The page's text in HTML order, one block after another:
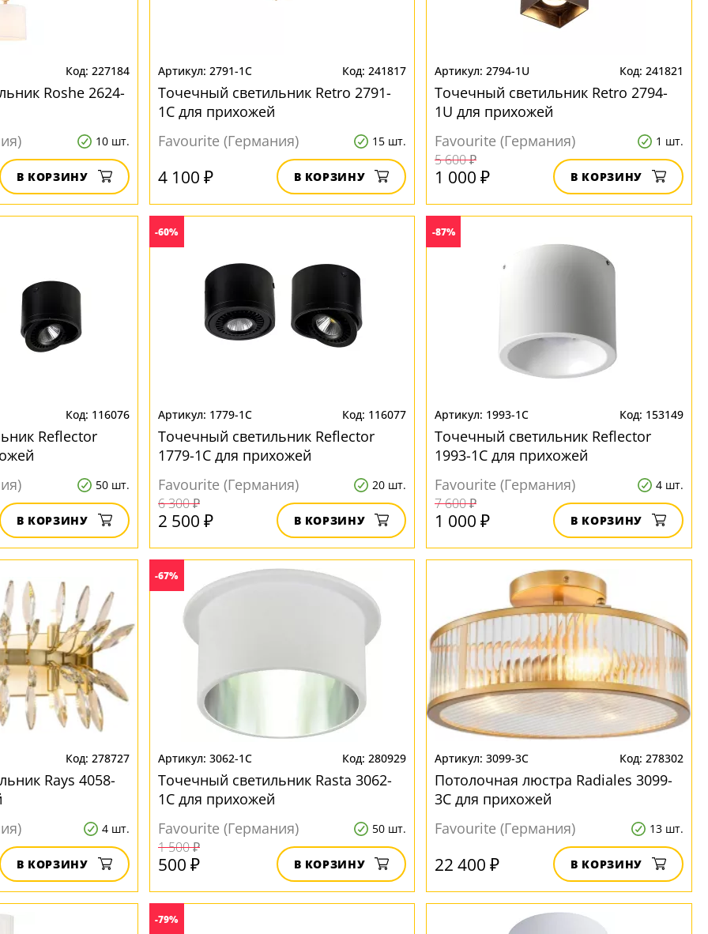
227184
Roshe 2624-
10 шт.
В КОРЗИНУ
2791-1C 241817
Точечный светильник Retro 2791-
1C для прихожей
Favourite (Германия)
15 шт.
4 100 ₽ В КОРЗИНУ
2794-1U 241821
Точечный светильник Retro 2794-
1U для прихожей
Favourite (Германия)
1 шт.
5 600 ₽
1 000 ₽ В КОРЗИНУ
116076
Reflector
50 шт.
В КОРЗИНУ
-60%
1779-1C 116077
Точечный светильник Reflector
1779-1C для прихожей
Favourite (Германия)
20 шт.
6 300 ₽
2 500 ₽ В КОРЗИНУ
-87%
1993-1C 153149
Точечный светильник Reflector
1993-1C для прихожей
Favourite (Германия)
4 шт.
7 600 ₽
1 000 ₽ В КОРЗИНУ
278727
Rays 4058-
4 шт.
В КОРЗИНУ
-67%
3062-1C 280929
Точечный светильник Rasta 3062-
1C для прихожей
Favourite (Германия)
50 шт.
1 500 ₽
500 ₽ В КОРЗИНУ
3099-3C 278302
Потолочная люстра Radiales 3099-
3C для прихожей
Favourite (Германия)
13 шт.
22 400 ₽ В КОРЗИНУ
-79%